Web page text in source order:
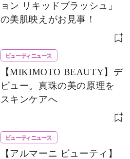
ョン リキッドブラッシュ」
の美肌映えがお見事！
ビューティニュース
【MIKIMOTO BEAUTY】デ
ビュー。真珠の美の原理を
スキンケアへ
ビューティニュース
【アルマーニ ビューティ】